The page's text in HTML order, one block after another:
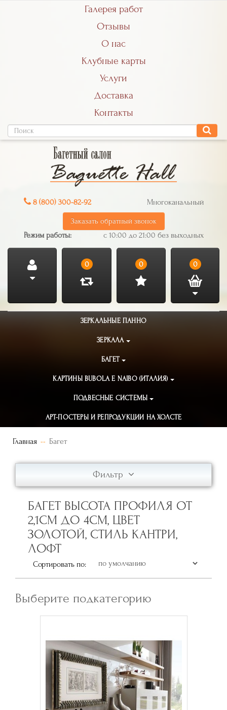
Галерея работ
Отзывы
О нас
Клубные карты
Услуги
Доставка
Контакты
8 (800) 300-82-92 Многоканальный
Заказать обратный звонок
Режим работы: с 10:00 до 21:00 без выходных
0 0 0
ЗЕРКАЛЬНЫЕ ПАННО
ЗЕРКАЛА
БАГЕТ
КАРТИНЫ BUBOLA E NAIBO (ИТАЛИЯ)
ПОДВЕСНЫЕ СИСТЕМЫ
АРТ-ПОСТЕРЫ И РЕПРОДУКЦИИ НА ХОЛСТЕ
Главная Багет
Фильтр
БАГЕТ ВЫСОТА ПРОФИЛЯ ОТ
2,1СМ ДО 4СМ, ЦВЕТ
ЗОЛОТОЙ, СТИЛЬ КАНТРИ,
ЛОФТ
Сортировать по:
Выберите подкатегорию